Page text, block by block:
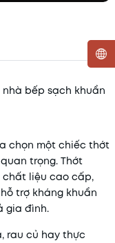
bếp sạch khuẩn
chọn một chiếc thớt
trọng. Thớt
chất liệu cao cấp,
trợ kháng khuẩn
gia đình.
rau củ hay thực